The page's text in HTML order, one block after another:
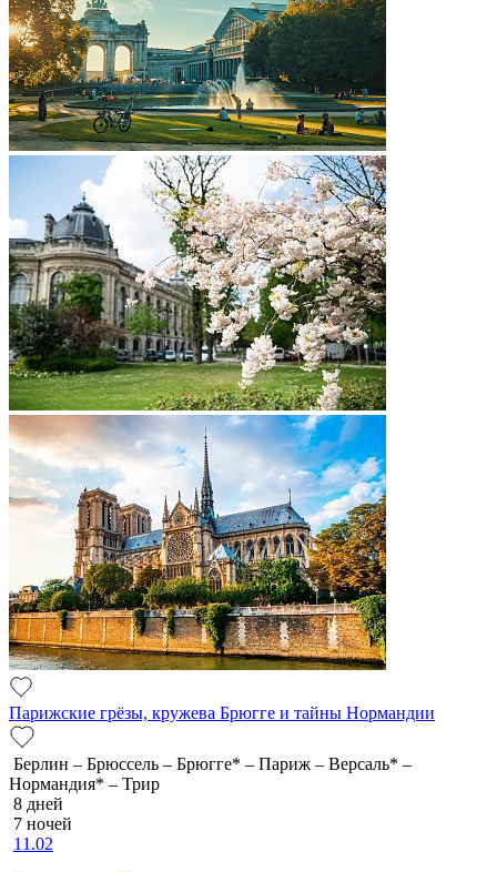
Парижские грёзы, кружева Брюгге и тайны Нормандии
Берлин – Брюссель – Брюгге* – Париж – Версаль* –
Нормандия* – Трир
8 дней
7 ночей
11.02